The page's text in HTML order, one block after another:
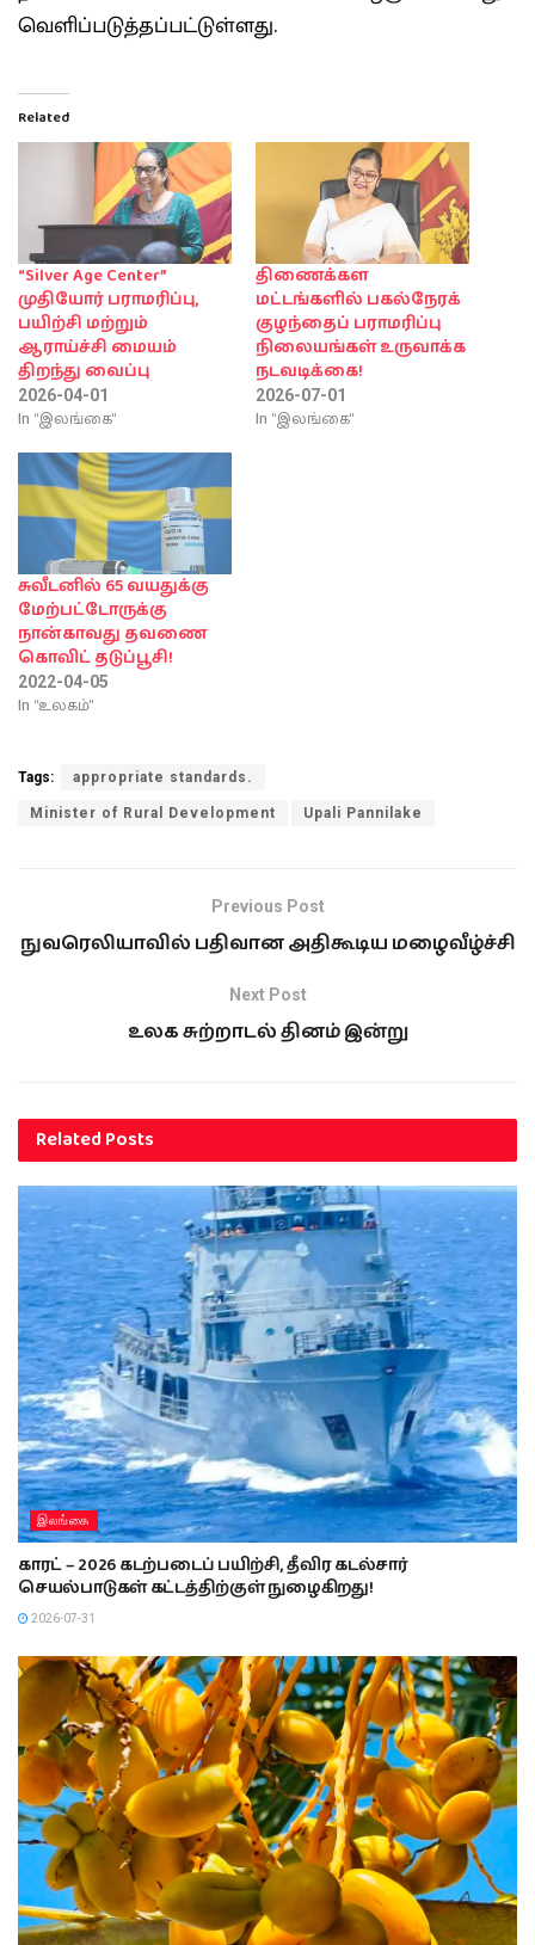
வெளிப்படுத்தப்பட்டுள்ளது.
Related
“Silver Age Center”
முதியோர் பராமரிப்பு,
பயிற்சி மற்றும்
ஆராய்ச்சி மையம்
திறந்து வைப்பு
2026-04-01
In "இலங்கை"
திணைக்கள
மட்டங்களில் பகல்நேரக்
குழந்தைப் பராமரிப்பு
நிலையங்கள் உருவாக்க
நடவடிக்கை!
2026-07-01
In "இலங்கை"
சுவீடனில் 65 வயதுக்கு
மேற்பட்டோருக்கு
நான்காவது தவணை
கொவிட் தடுப்பூசி!
2022-04-05
In "உலகம்"
Tags: appropriate standards.
Minister of Rural Development Upali Pannilake
Previous Post
நுவரெலியாவில் பதிவான அதிகூடிய மழைவீழ்ச்சி
Next Post
உலக சுற்றாடல் தினம் இன்று
RelatedPosts
இலங்கை
காரட் – 2026 கடற்படைப் பயிற்சி, தீவிர கடல்சார்
செயல்பாடுகள் கட்டத்திற்குள் நுழைகிறது!
2026-07-31